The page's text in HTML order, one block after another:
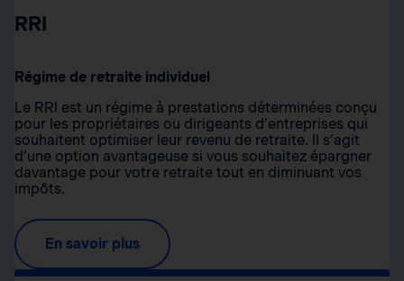
RRI
Régime de retraite individuel
Le RRI est un régime à prestations déterminées conçu
pour les propriétaires ou dirigeants d’entreprises qui
souhaitent optimiser leur revenu de retraite. Il s’agit
d’une option avantageuse si vous souhaitez épargner
davantage pour votre retraite tout en diminuant vos
impôts.
En savoir plus